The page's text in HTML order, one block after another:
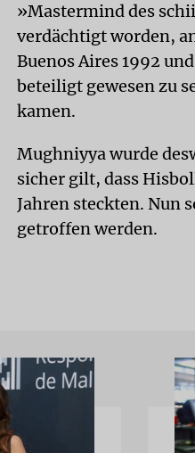
»Mastermind des
verdächtigt worden,
Buenos Aires 1992
beteiligt gewesen zu
kamen.
Mughniyya wurde
sicher gilt, dass
Jahren steckten. Nun
getroffen werden.